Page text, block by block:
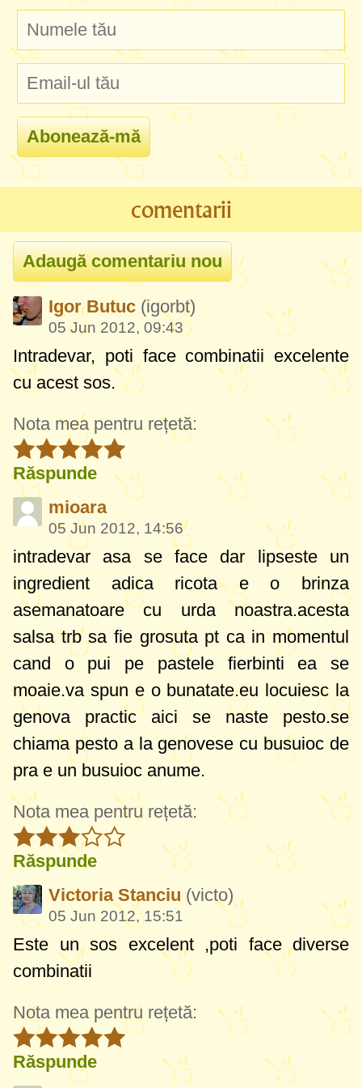
comentarii
Igor Butuc (igorbt)
05 Jun 2012, 09:43
Intradevar, poti face combinatii excelente
cu acest sos.
Nota mea pentru rețetă:
Răspunde
mioara
05 Jun 2012, 14:56
intradevar asa se face dar lipseste un
ingredient adica ricota e o brinza
asemanatoare cu urda noastra.acesta
salsa trb sa fie grosuta pt ca in momentul
cand o pui pe pastele fierbinti ea se
moaie.va spun e o bunatate.eu locuiesc la
genova practic aici se naste pesto.se
chiama pesto a la genovese cu busuioc de
pra e un busuioc anume.
Nota mea pentru rețetă:
Răspunde
Victoria Stanciu (victo)
05 Jun 2012, 15:51
Este un sos excelent ,poti face diverse
combinatii
Nota mea pentru rețetă:
Răspunde